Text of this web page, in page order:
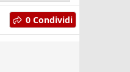
0 Condividi